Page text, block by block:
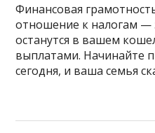
Финансовая
отношение к налогам —
останутся в вашем
выплатами. Начинайте
сегодня, и ваша семья